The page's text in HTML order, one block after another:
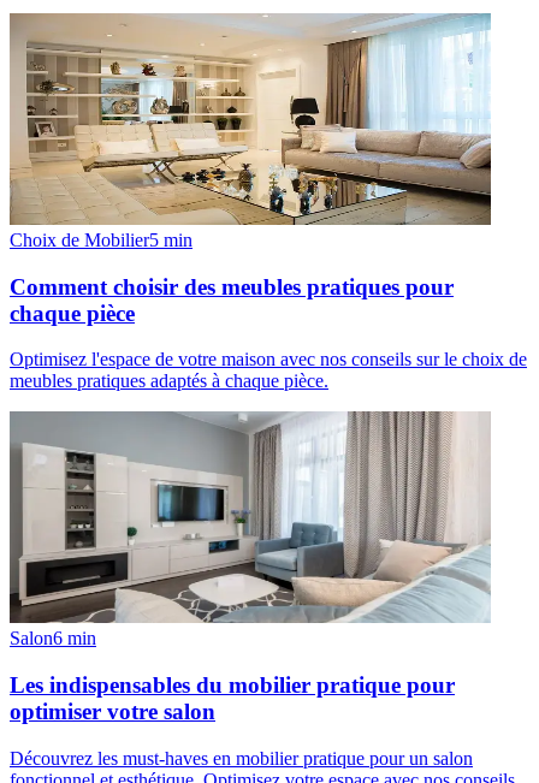
Choix de Mobilier5 min
Comment choisir des meubles pratiques pour
chaque pièce
Optimisez l'espace de votre maison avec nos conseils sur le choix de
meubles pratiques adaptés à chaque pièce.
Salon6 min
Les indispensables du mobilier pratique pour
optimiser votre salon
Découvrez les must-haves en mobilier pratique pour un salon